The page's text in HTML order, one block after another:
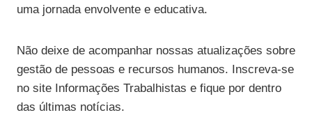
uma jornada envolvente e educativa.
Não deixe de acompanhar nossas atualizações sobre
gestão de pessoas e recursos humanos. Inscreva-se
no site Informações Trabalhistas e fique por dentro
das últimas notícias.